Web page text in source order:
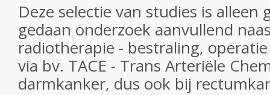
Deze selectie van studies is alleen
gedaan onderzoek aanvullend
radiotherapie - bestraling,
via bv. TACE - Trans Arteriële
darmkanker, dus ook bij